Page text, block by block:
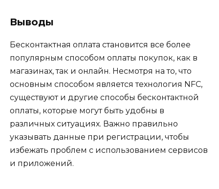
Выводы
Бесконтактная оплата становится все более
популярным способом оплаты покупок, как в
магазинах, так и онлайн. Несмотря на то, что
основным способом является технология NFC,
существуют и другие способы бесконтактной
оплаты, которые могут быть удобны в
различных ситуациях. Важно правильно
указывать данные при регистрации, чтобы
избежать проблем с использованием сервисов
и приложений.